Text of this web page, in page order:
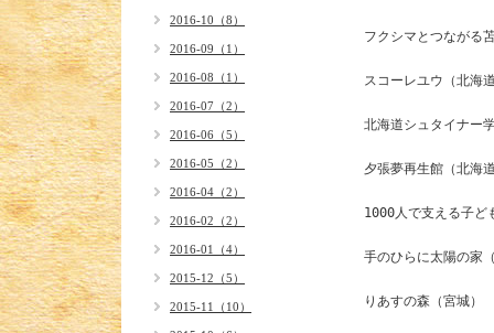
フクシマとつながる
スコーレユウ（北海
北海道シュタイナー
夕張夢再生館（北海
1000人で支える子ど
手のひらに太陽の家
りあすの森（宮城）
2016-10（8）
2016-09（1）
2016-08（1）
2016-07（2）
2016-06（5）
2016-05（2）
2016-04（2）
2016-02（2）
2016-01（4）
2015-12（5）
2015-11（10）